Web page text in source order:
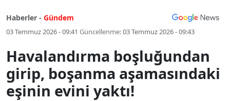
Haberler - Gündem
03 Temmuz 2026 - 09:41 Güncellenme:03 Temmuz 2026 - 09:43
Havalandırma boşluğundan
girip, boşanma aşamasındaki
eşinin evini yaktı!